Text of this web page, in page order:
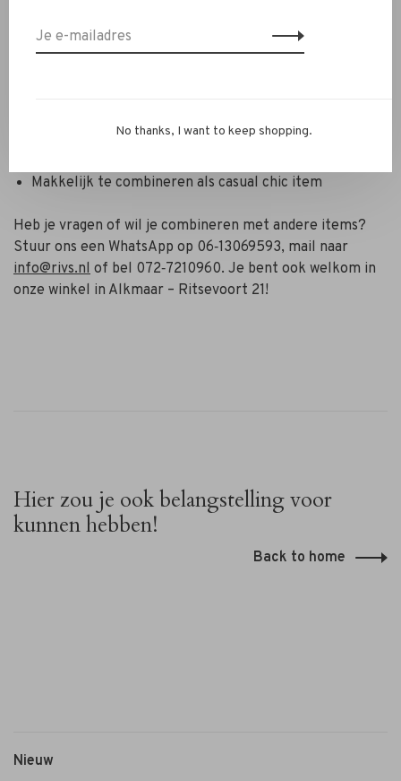
Moderne afgeronde onderzoom (“curved hem”)
Klassieke details: kraag, knoopsluiting, manchetten
Makkelijk te combineren als casual chic item
Heb je vragen of wil je combineren met andere items?
Stuur ons een WhatsApp op 06‑13069593, mail naar
info@rivs.nl of bel 072‑7210960. Je bent ook welkom in
onze winkel in Alkmaar – Ritsevoort 21!
Hier zou je ook belangstelling voor
kunnen hebben!
Back to home
Nieuw
No thanks, I want to keep shopping.